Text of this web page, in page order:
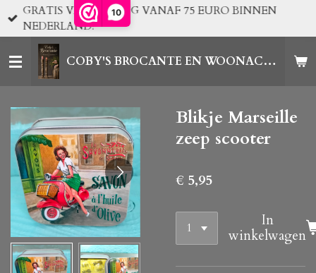
10
Ga
direct
de
hoofdinhoud
COBY'S BROCANTE EN WOONACCESSOIRES
GRATIS VERZENDING VANAF 75 EURO BINNEN
NEDERLAND!
Blikje Marseille
zeep scooter
€ 5,95
In
winkelwagen